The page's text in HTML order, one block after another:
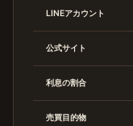
LINEアカウント
公式サイト
利息の割合
売買目的物